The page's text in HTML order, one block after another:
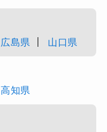
広島県 山口県
高知県